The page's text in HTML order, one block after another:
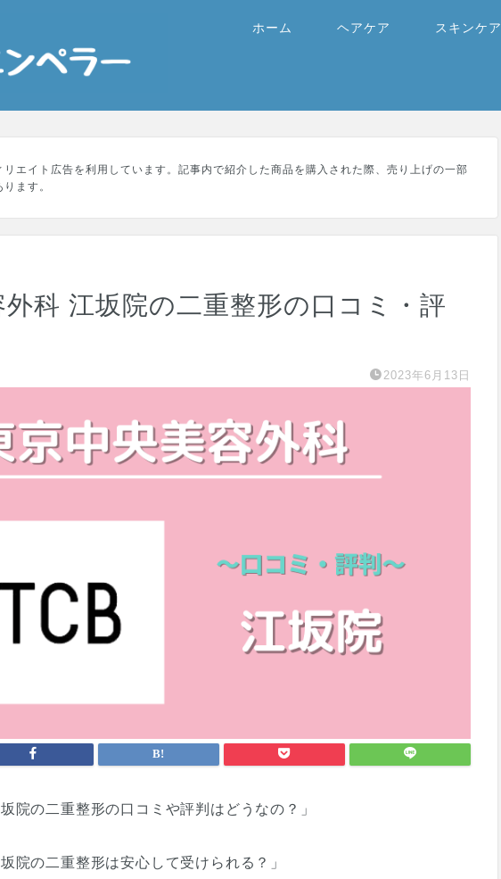
ホーム ヘアケア スキンケア
エイト広告を利用しています。記事内で紹介した商品を購入された際、売り上げの一部
ます。
科 江坂院の二重整形の口コミ・評
2023年6月13日
院の二重整形の口コミや評判はどうなの？」
院の二重整形は安心して受けられる？」